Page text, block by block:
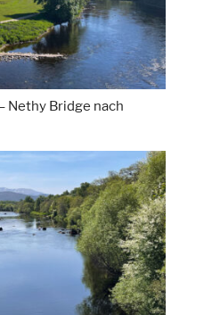
Nethy Bridge nach